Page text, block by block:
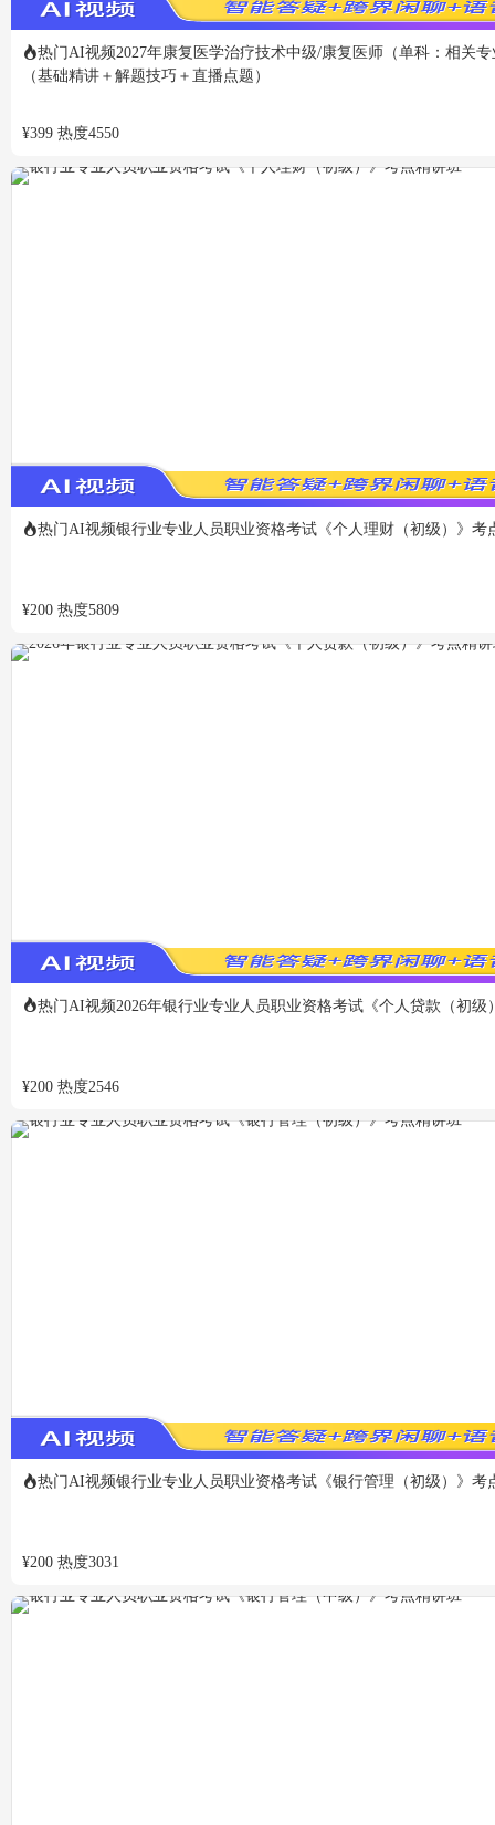
热门AI视频2027年康复医学治疗技术中级/康复医师（单科：相关
（基础精讲＋解题技巧＋直播点题）
¥399 热度4550
热门 AI视频银行业专业人员职业资格考试《个人理财（初级）》考
¥200 热度5809
热门AI视频2026年银行业专业人员职业资格考试《个人贷款（初级
¥200 热度2546
热门AI视频银行业专业人员职业资格考试《银行管理（初级）》考
¥200 热度3031